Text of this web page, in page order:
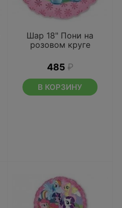
Шар 18" Пони на
розовом круге
485 ₽
В КОРЗИНУ